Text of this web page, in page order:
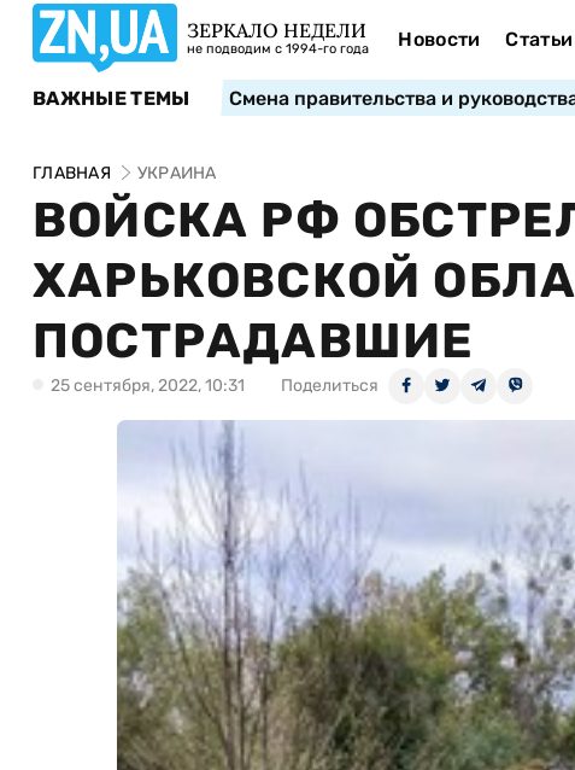
ЗЕРКАЛО НЕДЕЛИ
не подводим с 1994-го года Новости Статьи
ВАЖНЫЕ ТЕМЫ Смена правительства и
ГЛАВНАЯ УКРАИНА
ВОЙСКА РФ
ХАРЬКОВСКОЙ
ПОСТРАДАВШИЕ
25 сентября, 2022, 10:31 Поделиться